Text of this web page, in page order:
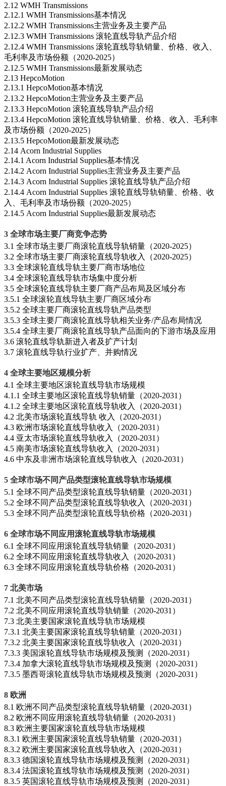
2.12 WMH Transmissions
2.12.1 WMH Transmissions基本情况
2.12.2 WMH Transmissions主营业务及主要产品
2.12.3 WMH Transmissions 滚轮直线导轨产品介绍
2.12.4 WMH Transmissions 滚轮直线导轨销量、价格、收入、
毛利率及市场份额（2020-2025）
2.12.5 WMH Transmissions最新发展动态
2.13 HepcoMotion
2.13.1 HepcoMotion基本情况
2.13.2 HepcoMotion主营业务及主要产品
2.13.3 HepcoMotion 滚轮直线导轨产品介绍
2.13.4 HepcoMotion 滚轮直线导轨销量、价格、收入、毛利率
及市场份额（2020-2025）
2.13.5 HepcoMotion最新发展动态
2.14 Acorn Industrial Supplies
2.14.1 Acorn Industrial Supplies基本情况
2.14.2 Acorn Industrial Supplies主营业务及主要产品
2.14.3 Acorn Industrial Supplies 滚轮直线导轨产品介绍
2.14.4 Acorn Industrial Supplies 滚轮直线导轨销量、价格、收
入、毛利率及市场份额（2020-2025）
2.14.5 Acorn Industrial Supplies最新发展动态
3 全球市场主要厂商竞争态势
3.1 全球市场主要厂商滚轮直线导轨销量（2020-2025）
3.2 全球市场主要厂商滚轮直线导轨收入（2020-2025）
3.3 全球滚轮直线导轨主要厂商市场地位
3.4 全球滚轮直线导轨市场集中度分析
3.5 全球滚轮直线导轨主要厂商产品布局及区域分布
3.5.1 全球滚轮直线导轨主要厂商区域分布
3.5.2 全球主要厂商滚轮直线导轨产品类型
3.5.3 全球主要厂商滚轮直线导轨相关业务/产品布局情况
3.5.4 全球主要厂商滚轮直线导轨产品面向的下游市场及应用
3.6 滚轮直线导轨新进入者及扩产计划
3.7 滚轮直线导轨行业扩产、并购情况
4 全球主要地区规模分析
4.1 全球主要地区滚轮直线导轨市场规模
4.1.1 全球主要地区滚轮直线导轨销量（2020-2031）
4.1.2 全球主要地区滚轮直线导轨收入（2020-2031）
4.2 北美市场滚轮直线导轨 收入（2020-2031）
4.3 欧洲市场滚轮直线导轨收入（2020-2031）
4.4 亚太市场滚轮直线导轨收入（2020-2031）
4.5 南美市场滚轮直线导轨收入（2020-2031）
4.6 中东及非洲市场滚轮直线导轨收入（2020-2031）
5 全球市场不同产品类型滚轮直线导轨市场规模
5.1 全球不同产品类型滚轮直线导轨销量（2020-2031）
5.2 全球不同产品类型滚轮直线导轨收入（2020-2031）
5.3 全球不同产品类型滚轮直线导轨价格（2020-2031）
6 全球市场不同应用滚轮直线导轨市场规模
6.1 全球不同应用滚轮直线导轨销量（2020-2031）
6.2 全球不同应用滚轮直线导轨收入（2020-2031）
6.3 全球不同应用滚轮直线导轨价格（2020-2031）
7 北美市场
7.1 北美不同产品类型滚轮直线导轨销量（2020-2031）
7.2 北美不同应用滚轮直线导轨销量（2020-2031）
7.3 北美主要国家滚轮直线导轨市场规模
7.3.1 北美主要国家滚轮直线导轨销量（2020-2031）
7.3.2 北美主要国家滚轮直线导轨收入（2020-2031）
7.3.3 美国滚轮直线导轨市场规模及预测（2020-2031）
7.3.4 加拿大滚轮直线导轨市场规模及预测（2020-2031）
7.3.5 墨西哥滚轮直线导轨市场规模及预测（2020-2031）
8 欧洲
8.1 欧洲不同产品类型滚轮直线导轨销量（2020-2031）
8.2 欧洲不同应用滚轮直线导轨销量（2020-2031）
8.3 欧洲主要国家滚轮直线导轨市场规模
8.3.1 欧洲主要国家滚轮直线导轨销量（2020-2031）
8.3.2 欧洲主要国家滚轮直线导轨收入（2020-2031）
8.3.3 德国滚轮直线导轨市场规模及预测（2020-2031）
8.3.4 法国滚轮直线导轨市场规模及预测（2020-2031）
8.3.5 英国滚轮直线导轨市场规模及预测（2020-2031）